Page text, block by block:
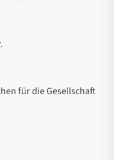
.
für die Gesellschaft